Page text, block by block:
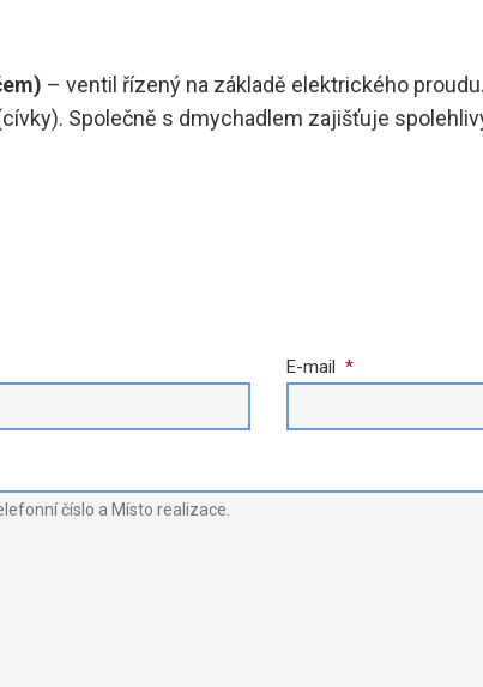
– ventil řízený na základě elektrického
Společně s dmychadlem zajišťuje
E-mail *